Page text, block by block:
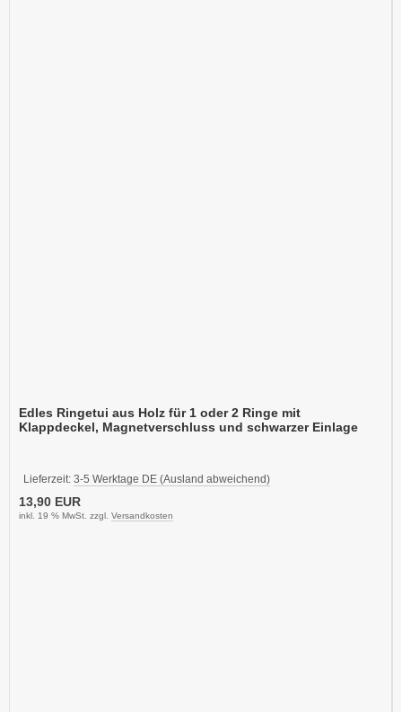
Edles Ringetui aus Holz für 1 oder 2 Ringe mit
Klappdeckel, Magnetverschluss und schwarzer Einlage
Lieferzeit: 3-5 Werktage DE (Ausland abweichend)
13,90 EUR
inkl. 19 % MwSt. zzgl. Versandkosten